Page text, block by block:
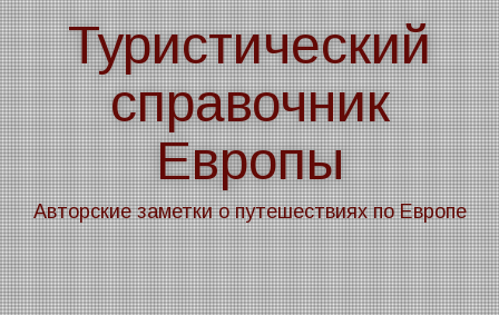
Skip
to
content
Туристический
справочник
Европы
Авторские заметки о путешествиях по Европе